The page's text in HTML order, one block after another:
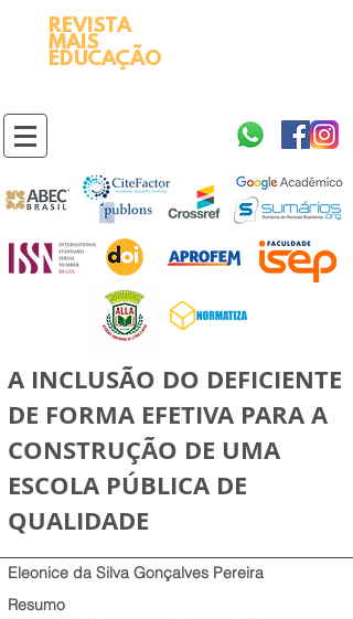
REVISTA
MAIS
EDUCAÇÃO
A INCLUSÃO DO DEFICIENTE
DE FORMA EFETIVA PARA A
CONSTRUÇÃO DE UMA
ESCOLA PÚBLICA DE
QUALIDADE
Eleonice da Silva Gonçalves Pereira
Resumo